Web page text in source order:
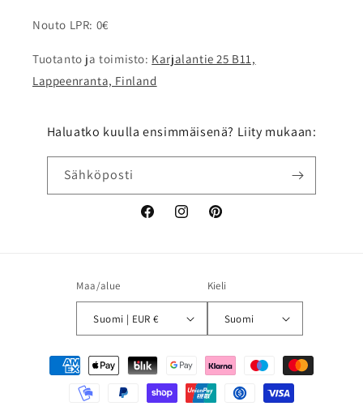
Nouto LPR: 0€
Tuotanto ja toimisto: Karjalantie 25 B11,
Lappeenranta, Finland
Haluatko kuulla ensimmäisenä? Liity mukaan:
Sähköposti
FacebookInstagramPinterest
Maa/alue
Suomi | EUR €
Kieli
Suomi
Maksutavat